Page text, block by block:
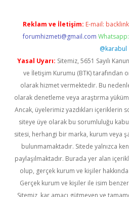
Reklam ve İletişim: E-mail:
forumhizmeti@gmail.com
@karabul
Yasal Uyarı: Sitemiz, 5651 Sayılı
ve İletişim Kurumu (BTK) tarafından
olarak hizmet vermektedir. Bu
olarak denetleme veya araştırma
Ancak, üyelerimiz yazdıkları içeriklerin
siteye üye olarak bu sorumluluğu
sitesi, herhangi bir marka, kurum veya
bulunmamaktadır. Sitede yalnızca
paylaşılmaktadır. Burada yer alan
olup, gerçek kurum ve kişiler
Gerçek kurum ve kişiler ile isim
Sitemiz, kar amacı gütmeyen ve